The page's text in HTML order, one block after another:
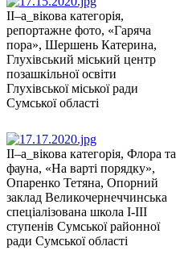
ІІ–а_вікова категорія,
репортажне фото, «Гаряча
пора», Шершень Катерина,
Глухівський міський центр
позашкільної освіти
Глухівської міської ради
Сумської області
ІІ–а_вікова категорія, Флора та
фауна, «На варті порядку»,
Опаренко Тетяна, Опорний
заклад Великочернеччинська
спеціалізована школа І-ІІІ
ступенів Сумської районної
ради Сумської області